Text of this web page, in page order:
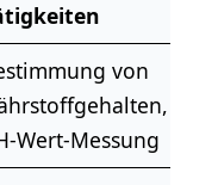
von
Wert-Messung